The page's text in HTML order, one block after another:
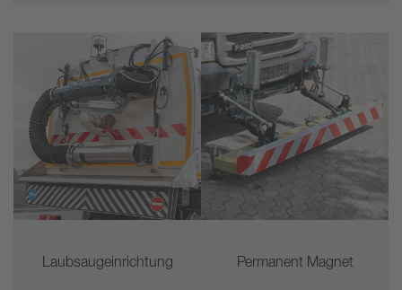
Laubsaugeinrichtung Permanent Magnet